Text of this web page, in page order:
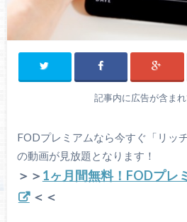
記事内に広告が含ま
FODプレミアムなら今すぐ「リッ
の動画が見放題となります！
＞＞ 1ヶ月間無料！FODプレ
＜＜